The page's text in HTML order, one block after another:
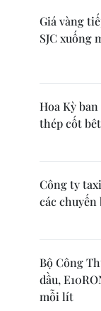
Giá vàng
SJC xuống
Hoa Kỳ
thép cốt
Công ty
các
Bộ Công
dầu,
mỗi lít